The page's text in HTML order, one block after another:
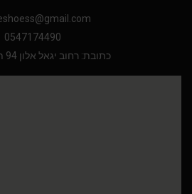
0547174490
כתובת: רחוב יגאל אלון 94 תל אביב יפו